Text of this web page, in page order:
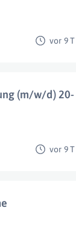
vor 9 T
(m/w/d) 20-
vor 9 T